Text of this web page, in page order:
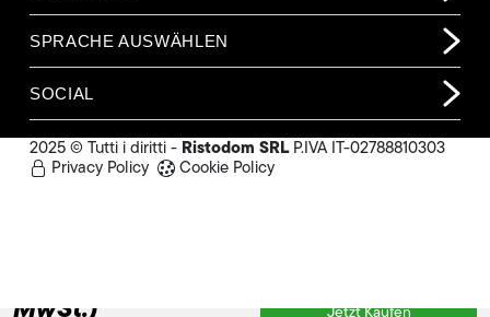
MwSt.) Jetzt Kaufen
SPRACHE AUSWÄHLEN
SOCIAL
2025 © Tutti i diritti - Ristodom SRLP.IVA IT-02788810303
Privacy Policy
Cookie Policy